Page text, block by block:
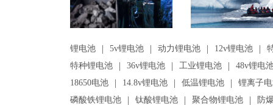
锂电池 | 5v锂电池 | 动力锂电池 | 12v锂电池 |
特种锂电池
| 36v锂电池 | 工业锂电池 |
48v锂电
18650电池
| 14.8v锂电池 | 低温锂电池 |
锂离子
磷酸铁锂电池
| 钛酸锂电池 | 聚合物锂电池 |
防